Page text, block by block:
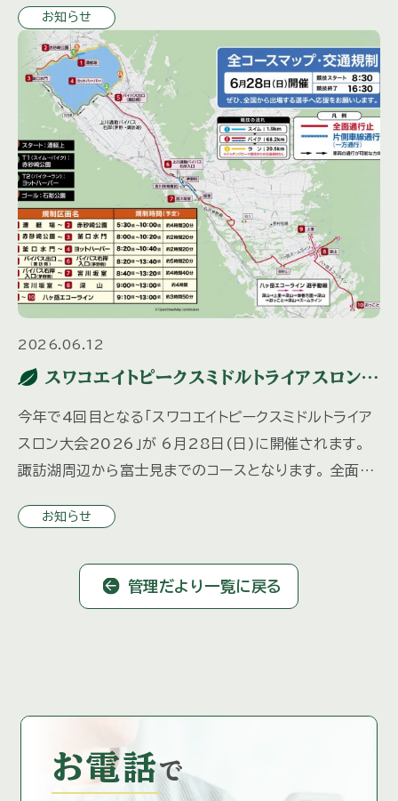
で 何とぞ […]
お知らせ
2026.06.12
スワコエイトピークスミドルトライアスロン
今年で4回目となる「スワコエイトピークスミドルトライア
スロン大会2026」が 6月28日(日)に開催されます。
諏訪湖周辺から富士見までのコースとなります。 全面通
ご注意く […]
お知らせ
管理だより一覧に戻る
お電話で